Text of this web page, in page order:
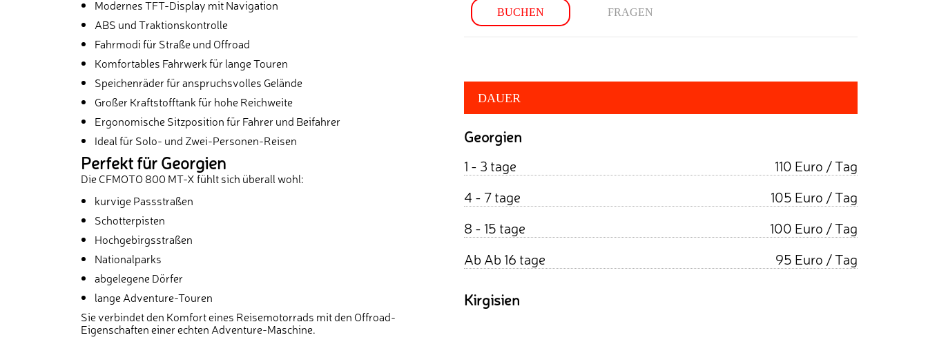
Modernes TFT-Display mit Navigation
ABS und Traktionskontrolle
Fahrmodi für Straße und Offroad
Komfortables Fahrwerk für lange Touren
Speichenräder für anspruchsvolles Gelände
Großer Kraftstofftank für hohe Reichweite
Ergonomische Sitzposition für Fahrer und Beifahrer
Ideal für Solo- und Zwei-Personen-Reisen
Perfekt für Georgien
Die CFMOTO 800 MT-X fühlt sich überall wohl:
kurvige Passstraßen
Schotterpisten
Hochgebirgsstraßen
Nationalparks
abgelegene Dörfer
lange Adventure-Touren
Sie verbindet den Komfort eines Reisemotorrads mit den Offroad-
Eigenschaften einer echten Adventure-Maschine.
BUCHEN FRAGEN
DAUER
Georgien
1 - 3 tage
110 Euro / Tag
4 - 7 tage
105 Euro / Tag
8 - 15 tage
100 Euro / Tag
Ab Ab 16 tage
95 Euro / Tag
Kirgisien